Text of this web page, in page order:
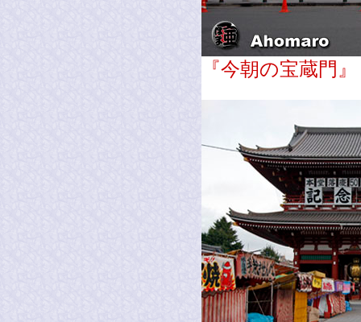
『今朝の宝蔵門』